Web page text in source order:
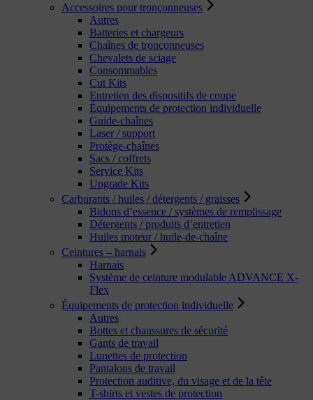
Accessoires pour tronçonneuses
Autres
Batteries et chargeurs
Chaînes de tronçonneuses
Chevalets de sciage
Consommables
Cut Kits
Entretien des dispositifs de coupe
Équipements de protection individuelle
Guide-chaînes
Laser / support
Protège-chaînes
Sacs / coffrets
Service Kits
Upgrade Kits
Carburants / huiles / détergents / graisses
Bidons d’essence / systèmes de remplissage
Détergents / produits d’entretien
Huiles moteur / huile-de-chaîne
Ceintures – harnais
Harnais
Système de ceinture modulable ADVANCE X-
Flex
Équipements de protection individuelle
Autres
Bottes et chaussures de sécurité
Gants de travail
Lunettes de protection
Pantalons de travail
Protection auditive, du visage et de la tête
T-shirts et vestes de protection